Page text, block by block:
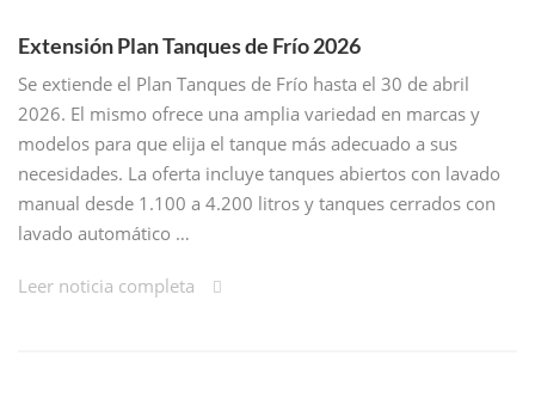
Extensión Plan Tanques de Frío 2026
Se extiende el Plan Tanques de Frío hasta el 30 de abril
2026. El mismo ofrece una amplia variedad en marcas y
modelos para que elija el tanque más adecuado a sus
necesidades. La oferta incluye tanques abiertos con lavado
manual desde 1.100 a 4.200 litros y tanques cerrados con
lavado automático …
Leer noticia completa